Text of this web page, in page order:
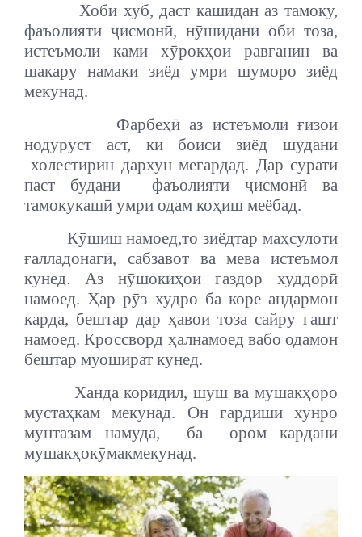
Хоби хуб, даст кашидан аз тамоку,
фаъолияти ҷисмонӣ, нӯшидани оби тоза,
истеъмоли ками хӯрокҳои равғанин ва
шакару намаки зиёдумри шуморо зиёд
мекунад.
Фарбеҳӣаз истеъмолиғизои
нодуруст аст, ки боиси зиёд шудани
холестирин дархунмегардад. Дар сурати
паст будани
фаъолияти ҷисмонӣва
тамокукашӣ умри одам коҳиш меёбад.
Кӯшишнамоед,то зиёдтармаҳсулоти
ғалладонагӣ, сабзавот ва мева истеъмол
кунед. Аз нӯшокиҳоигаздор худдорӣ
намоед.Ҳар рӯз худро ба кореандармон
карда, бештар дар ҳавои тоза сайру гашт
намоед. Кроссворд ҳалнамоед вабо одамон
бештар муошират кунед.
Хандакоридил,шушвамушакҳоро
мустаҳкаммекунад. Он гардиши хунро
мунтазам намуда,
ба
ором кардани
мушакҳокӯмакмекунад.